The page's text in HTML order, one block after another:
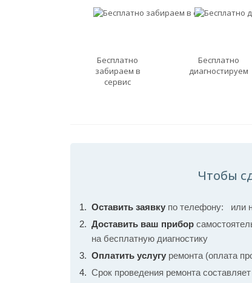
Бесплатно
забираем в
сервис
Бесплатно
диагностируем
Чтобы
Оставить заявку по телефону:
или
Доставить ваш прибор
на бесплатную диагностику
Оплатить услугу ремонта (оплата
Срок проведения ремонта составляет